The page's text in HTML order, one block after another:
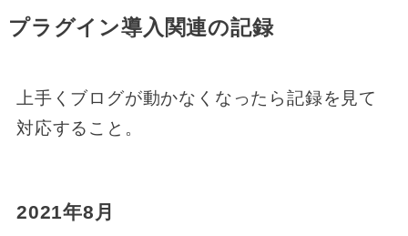
プラグイン導入関連の記録
上手くブログが動かなくなったら記録を見て
対応すること。
2021年8月